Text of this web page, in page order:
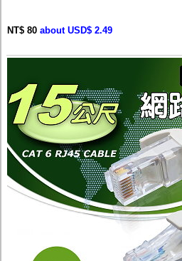
NT$ 80 about USD$ 2.49